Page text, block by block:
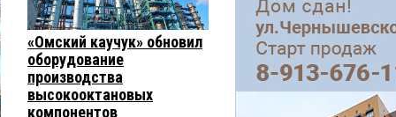
«Омский каучук» обновил
оборудование
производства
высокооктановых
компонентов